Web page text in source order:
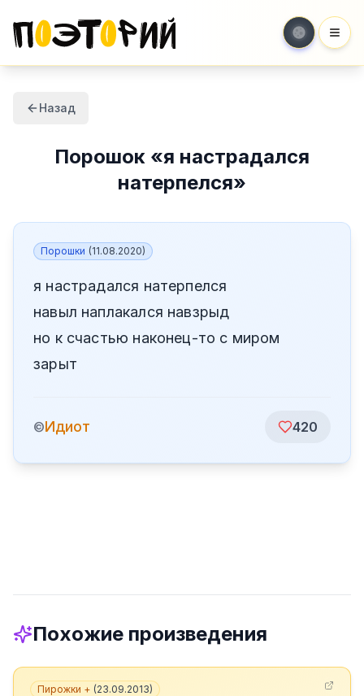
Назад
Порошок «я настрадался
натерпелся»
Порошки (11.08.2020)
я настрадался натерпелся
навыл наплакался навзрыд
но к счастью наконец-то с миром
зарыт
©Идиот 420
Похожие произведения
Пирожки + (23.09.2013)